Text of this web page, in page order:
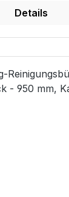
Details